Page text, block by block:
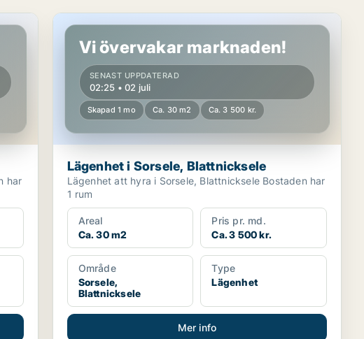
Lägenhet i Sorsele, Blattnicksele
Vi övervakar marknaden!
SENAST UPPDATERAD
02:25 • 02 juli
Skapad 1 mo Ca. 30 m2 Ca. 3 500 kr.
Lägenhet i Sorsele, Blattnicksele
Lägenhet att hyra i Sorsele, Blattnicksele Bostaden har
1 rum
Areal
Ca. 30 m2
Pris pr. md.
Ca. 3 500 kr.
Område
Sorsele,
Blattnicksele
Type
Lägenhet
Mer info